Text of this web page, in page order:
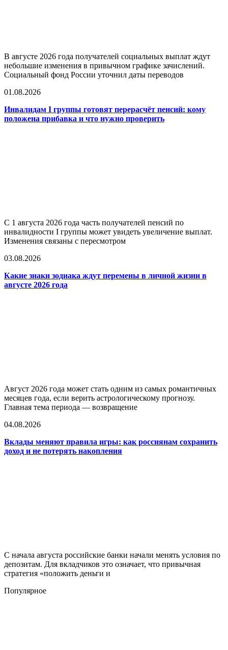
В августе 2026 года получателей социальных выплат ждут
небольшие изменения в привычном графике зачислений.
Социальный фонд России уточнил даты переводов
01.08.2026
Инвалидам I группы готовят перерасчёт пенсий: кому
положена прибавка и что нужно проверить
С 1 августа 2026 года часть получателей пенсий по
инвалидности I группы может увидеть увеличение выплат.
Изменения связаны с пересмотром
03.08.2026
Какие знаки зодиака ждут перемены в личной жизни в
августе 2026 года
Август 2026 года может стать одним из самых романтичных
месяцев года, если верить астрологическому прогнозу.
Главная тема периода — возвращение
04.08.2026
Вклады меняют правила игры: как россиянам сохранить
доход и не потерять накопления
С начала августа российские банки начали менять условия по
депозитам. Для вкладчиков это означает, что привычная
стратегия «положить деньги и
Популярное